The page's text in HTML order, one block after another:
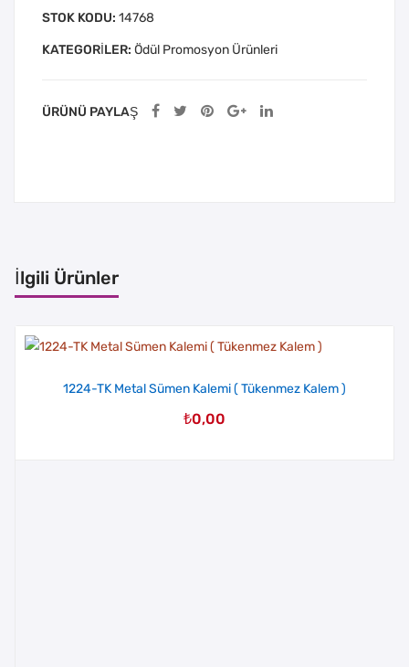
STOK KODU: 14768
KATEGORILER: Ödül Promosyon Ürünleri
ÜRÜNÜ PAYLAŞ
İlgili Ürünler
1224-TK Metal Sümen Kalemi ( Tükenmez Kalem )
₺0,00